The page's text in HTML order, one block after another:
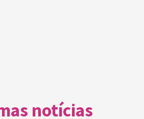
notícias